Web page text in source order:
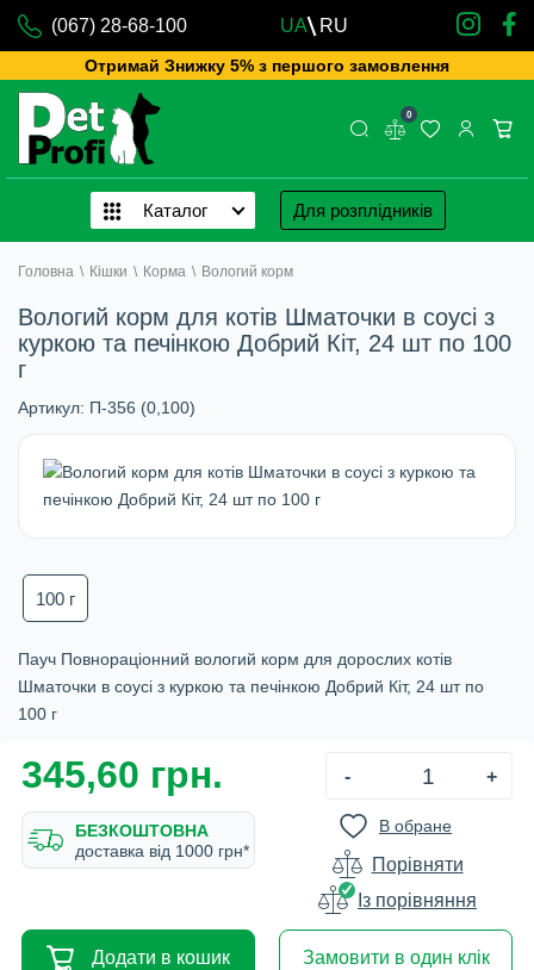
(067) 28-68-100 UA RU
Отримай Знижку 5% з першого замовлення
0
Каталог Для розплідників
Головна \ Кішки \ Корма \ Вологий корм
Вологий корм для котів Шматочки в соусі з
куркою та печінкою Добрий Кіт, 24 шт по 100
г
Артикул: П-356 (0,100)
100 г
Пауч Повнораціонний вологий корм для дорослих котів
Шматочки в соусі з куркою та печінкою Добрий Кіт, 24 шт по
100 г
345,60 грн. - +
БЕЗКОШТОВНА
доставка вiд 1000 грн*
В обране
Порівняти
Iз порівняння
Додати в кошик Замовити в один клік